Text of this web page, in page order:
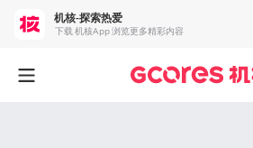
机核-探索热爱
下载 机核App 浏览更多精彩内容